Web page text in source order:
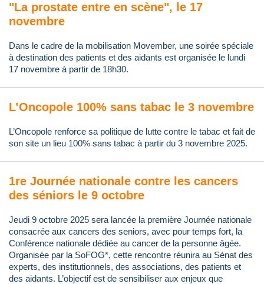
"La prostate entre en scène", le 17
novembre
Dans le cadre de la mobilisation Movember, une soirée spéciale
à destination des patients et des aidants est organisée le lundi
17 novembre à partir de 18h30.
L’Oncopole 100% sans tabac le 3 novembre
L’Oncopole renforce sa politique de lutte contre le tabac et fait de
son site un lieu 100% sans tabac à partir du 3 novembre 2025.
1re Journée nationale contre les cancers
des séniors le 9 octobre
Jeudi 9 octobre 2025 sera lancée la première Journée nationale
consacrée aux cancers des seniors, avec pour temps fort, la
Conférence nationale dédiée au cancer de la personne âgée.
Organisée par la SoFOG*, cette rencontre réunira au Sénat des
experts, des institutionnels, des associations, des patients et
des aidants. L’objectif est de sensibiliser aux enjeux que